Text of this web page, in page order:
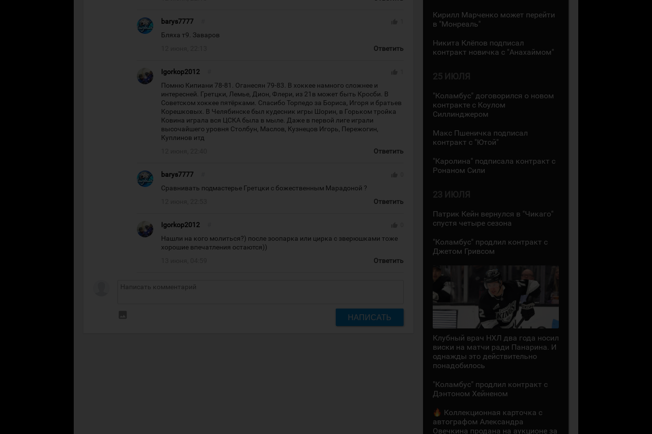
barys7777
Бляха т9. Заваров
Ответить
Igorkop2012
Помню Кипиани 78-81. Оганесян 79-83. В хоккее намного сложнее и
интересней. Гретцки, Лемье, Дион, Флери, из 21в может быть Кросби. В
Советском хоккее пятёрками. Спасибо Торпедо за Бориса, Игоря и братьев
Корешковых. В Челябинске был кудесник игры Шорин, в Горьком тройка
Ковина играла вся ЦСКА была в мыле. Даже в первой лиге играли
высочайшего уровня Столбун, Маслов, Кузнецов Игорь, Пережогин,
Куплинов итд
Ответить
barys7777
Сравнивать подмастерье Гретцки с божественным Марадоной ?
Ответить
Igorkop2012
Нашли на кого молиться?) после зоопарка или цирка с зверюшками тоже
хорошие впечатления остаются))
Ответить
НАПИСАТЬ
Кирилл Марченко может перейти
в "Монреаль"
Никита Клёпов подписал
контракт новичка с "Анахаймом"
25 ИЮЛЯ
"Коламбус" договорился о новом
контракте с Коулом
Силлинджером
Макс Пшеничка подписал
контракт с "Ютой"
"Каролина" подписала контракт с
Ронаном Сили
23 ИЮЛЯ
Патрик Кейн вернулся в "Чикаго"
спустя четыре сезона
"Коламбус" продлил контракт с
Джетом Гривсом
Клубный врач НХЛ два года носил
виски на матчи ради Панарина. И
однажды это действительно
понадобилось
"Коламбус" продлил контракт с
Дэнтоном Хейненом
Коллекционная карточка с
автографом Александра
Овечкина продана на аукционе за